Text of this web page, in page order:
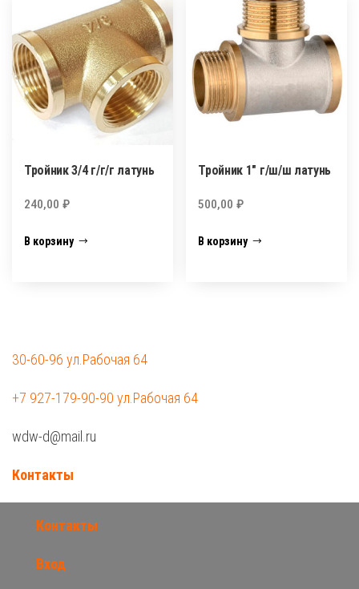
Тройник 3/4 г/г/г латунь
240,00 ₽
В корзину
Тройник 1″ г/ш/ш латунь
500,00₽
В корзину
30-60-96 ул.Рабочая 64
+7 927-179-90-90 ул.Рабочая 64
wdw-d@mail.ru
Контакты
Контакты
Вход